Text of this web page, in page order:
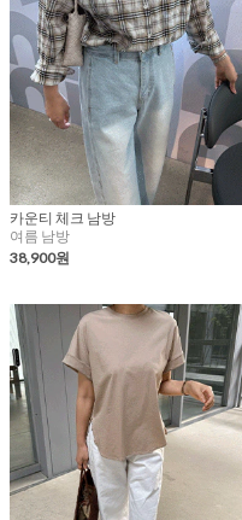
카운티 체크 남방
여름 남방
38,900원